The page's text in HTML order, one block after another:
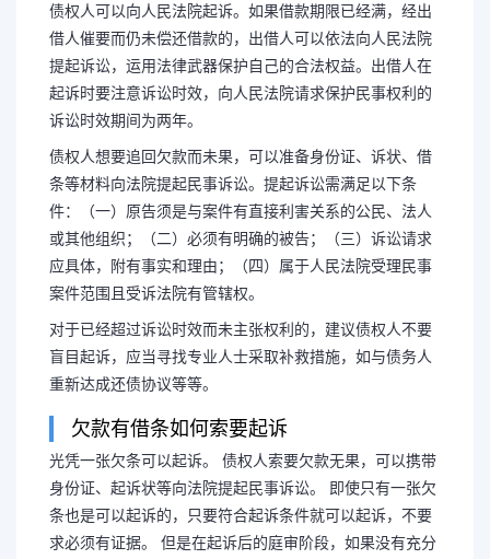
债权人可以向人民法院起诉。如果借款期限已经满，经出
借人催要而仍未偿还借款的，出借人可以依法向人民法院
提起诉讼，运用法律武器保护自己的合法权益。出借人在
起诉时要注意诉讼时效，向人民法院请求保护民事权利的
诉讼时效期间为两年。
债权人想要追回欠款而未果，可以准备身份证、诉状、借
条等材料向法院提起民事诉讼。提起诉讼需满足以下条
件：（一）原告须是与案件有直接利害关系的公民、法人
或其他组织；（二）必须有明确的被告；（三）诉讼请求
应具体，附有事实和理由；（四）属于人民法院受理民事
案件范围且受诉法院有管辖权。
对于已经超过诉讼时效而未主张权利的，建议债权人不要
盲目起诉，应当寻找专业人士采取补救措施，如与债务人
重新达成还债协议等等。
欠款有借条如何索要起诉
光凭一张欠条可以起诉。 债权人索要欠款无果，可以携带
身份证、起诉状等向法院提起民事诉讼。 即使只有一张欠
条也是可以起诉的，只要符合起诉条件就可以起诉，不要
求必须有证据。 但是在起诉后的庭审阶段，如果没有充分